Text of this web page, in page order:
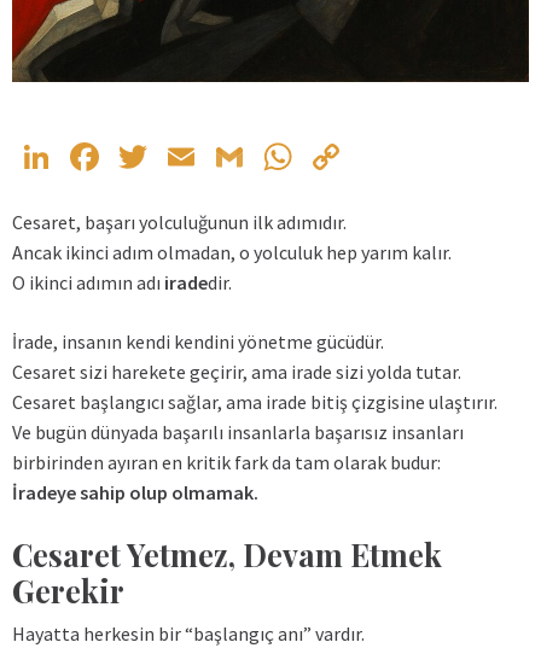
LinkedIn
Facebook
Twitter
EmailGmailWhatsApp
Cesaret, başarı yolculuğunun ilk adımıdır.
Ancak ikinci adım olmadan, o yolculuk hep yarım kalır.
O ikinci adımın adı iradedir.
İrade, insanın kendi kendini yönetme gücüdür.
Cesaret sizi harekete geçirir, ama irade sizi yolda tutar.
Cesaret başlangıcı sağlar, ama irade bitiş çizgisine ulaştırır.
Ve bugün dünyada başarılı insanlarla başarısız insanları
birbirinden ayıran en kritik fark da tam olarak budur:
İradeye sahip olup olmamak.
Cesaret Yetmez, Devam Etmek
Gerekir
Hayatta herkesin bir “başlangıç anı” vardır.